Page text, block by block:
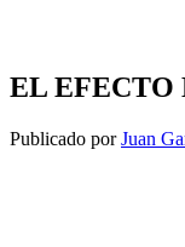
EL EFECTO
Publicado porJuan